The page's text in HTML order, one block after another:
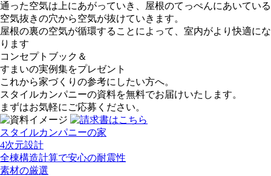
通った空気は上にあがっていき、屋根のてっぺんにあいている
空気抜きの穴から空気が抜けていきます。
屋根の裏の空気が循環することによって、室内がより快適にな
ります
コンセプトブック＆
すまいの実例集をプレゼント
これから家づくりの参考にしたい方へ。
スタイルカンパニーの資料を無料でお届けいたします。
まずはお気軽にご応募ください。
スタイルカンパニーの家
4次元設計
全棟構造計算で安心の耐震性
素材の厳選